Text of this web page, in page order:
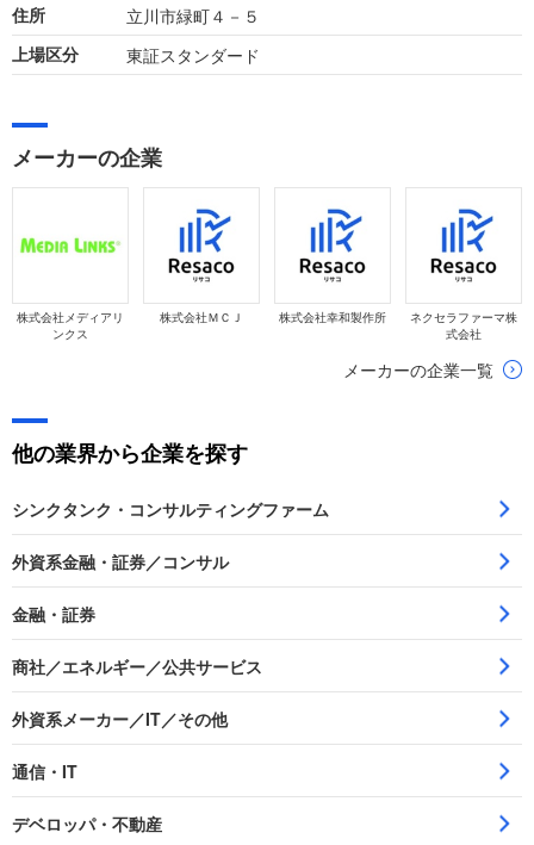
住所 立川市緑町４－５
上場区分 東証スタンダード
メーカーの企業
株式会社メディアリ
ンクス
株式会社ＭＣＪ 株式会社幸和製作所
ネクセラファーマ株
式会社
メーカーの企業一覧
他の業界から企業を探す
シンクタンク・コンサルティングファーム
外資系金融・証券／コンサル
金融・証券
商社／エネルギー／公共サービス
外資系メーカー／IT／その他
通信・IT
デベロッパ・不動産